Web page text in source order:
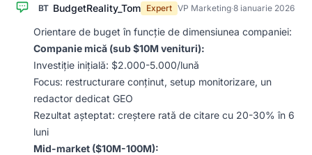
BT BudgetReality_Tom Expert VP Marketing·8 ianuarie 2026
Orientare de buget în funcție de dimensiunea companiei:
Companie mică (sub $10M venituri):
Investiție inițială: $2.000-5.000/lună
Focus: restructurare conținut, setup monitorizare, un
redactor dedicat GEO
Rezultat așteptat: creștere rată de citare cu 20-30% în 6
luni
Mid-market ($10M-100M):